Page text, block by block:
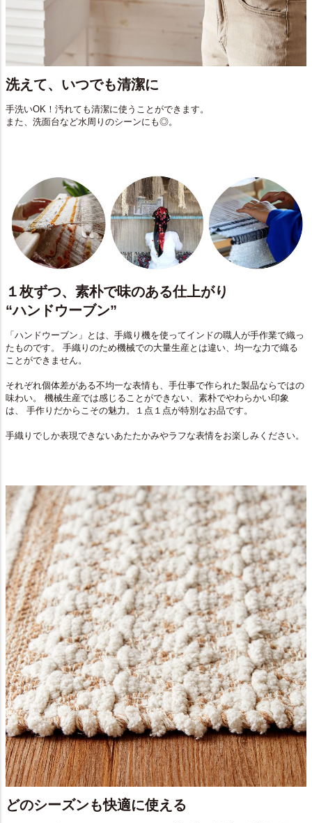
洗えて、いつでも清潔に
手洗いOK！汚れても清潔に使うことができます。
また、洗面台など水周りのシーンにも◎。
１枚ずつ、素朴で味のある仕上がり
“ハンドウーブン”
「ハンドウーブン」とは、手織り機を使ってインドの職人が手作業で織っ
たものです。 手織りのため機械での大量生産とは違い、均一な力で織る
ことができません。
それぞれ個体差がある不均一な表情も、手仕事で作られた製品ならではの
味わい。 機械生産では感じることができない、素朴でやわらかい印象
は、 手作りだからこその魅力。１点１点が特別なお品です。
手織りでしか表現できないあたたかみやラフな表情をお楽しみください。
どのシーズンも快適に使える